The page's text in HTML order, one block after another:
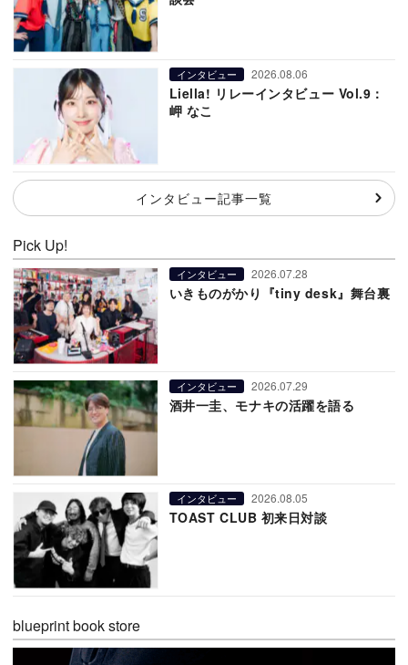
インタビュー 2026.08.06
Liella! リレーインタビュー Vol.9：
岬 なこ
インタビュー記事一覧
Pick Up!
インタビュー 2026.07.28
いきものがかり『tiny desk』舞台裏
インタビュー 2026.07.29
酒井一圭、モナキの活躍を語る
インタビュー 2026.08.05
TOAST CLUB 初来日対談
blueprint book store